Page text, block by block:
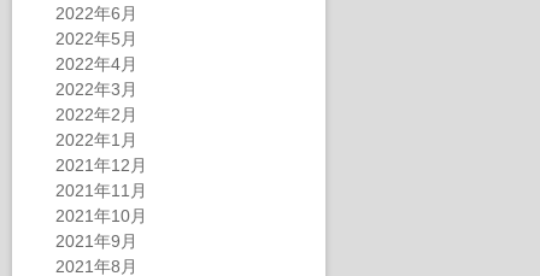
2022年6月
2022年5月
2022年4月
2022年3月
2022年2月
2022年1月
2021年12月
2021年11月
2021年10月
2021年9月
2021年8月